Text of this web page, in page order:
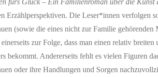
fürs Glück – Ein Familienroman über die Kunst
Erzählperspektiven. Die Leser*innen verfolgen
(sowie die eines nicht zur Familie
zur Folge, dass man einen relativ
bekommt. Andererseits fehlt es vielen Figuren
oder ihre Handlungen und Sorgen